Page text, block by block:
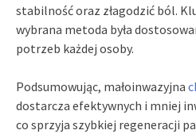
stabilność oraz złagodzić ból.
wybrana metoda była
potrzeb każdej osoby.
Podsumowując, małoinwazyjna
dostarcza efektywnych i mniej
co sprzyja szybkiej regeneracji